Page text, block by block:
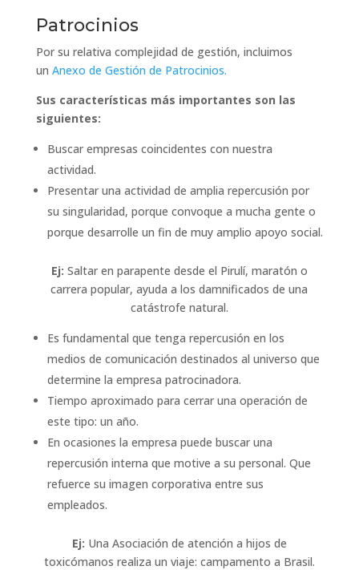
Patrocinios
Por su relativa complejidad de gestión, incluimos
un Anexo de Gestión de Patrocinios.
Sus características más importantes son las
siguientes:
Buscar empresas coincidentes con nuestra
actividad.
Presentar una actividad de amplia repercusión por
su singularidad, porque convoque a mucha gente o
porque desarrolle un fin de muy amplio apoyo social.
Ej: Saltar en parapente desde el Pirulí, maratón o
carrera popular, ayuda a los damnificados de una
catástrofe natural.
Es fundamental que tenga repercusión en los
medios de comunicación destinados al universo que
determine la empresa patrocinadora.
Tiempo aproximado para cerrar una operación de
este tipo: un año.
En ocasiones la empresa puede buscar una
repercusión interna que motive a su personal. Que
refuerce su imagen corporativa entre sus
empleados.
Ej: Una Asociación de atención a hijos de
toxicómanos realiza un viaje: campamento a Brasil.